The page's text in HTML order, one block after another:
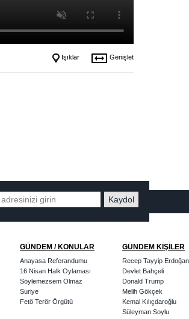
Genişlet
Işıklar
GÜNDEM / KONULAR
Anayasa Referandumu
16 Nisan Halk Oylaması
Söylemezsem Olmaz
Suriye
Fetö Terör Örgütü
GÜNDEM KİŞİLER
Recep Tayyip Erdoğan
Devlet Bahçeli
Donald Trump
Melih Gökçek
Kemal Kılıçdaroğlu
Süleyman Soylu